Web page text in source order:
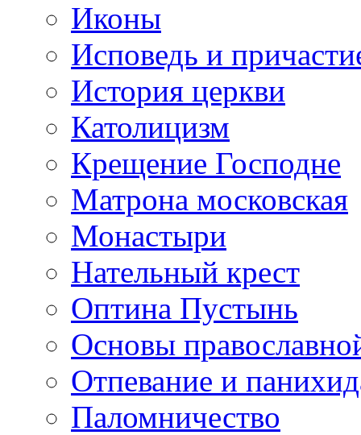
Иконы
Исповедь и
История церкви
Католицизм
Крещение Господне
Матрона московская
Монастыри
Нательный крест
Оптина Пустынь
Основы
Отпевание и
Паломничество